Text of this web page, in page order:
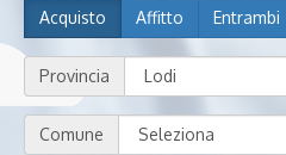
Acquisto Affitto Entrambi
Provincia
Comune